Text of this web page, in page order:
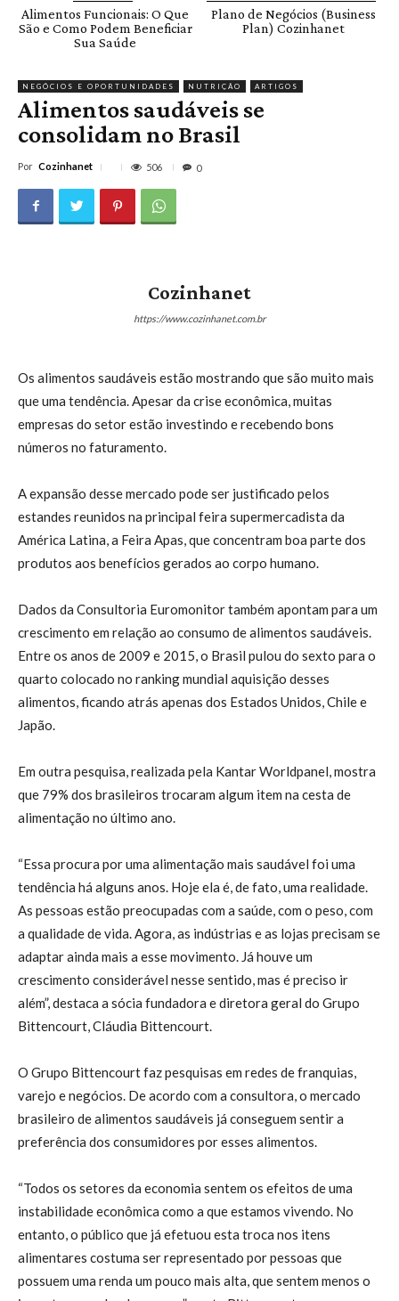
Alimentos Funcionais: O Que
São e Como Podem Beneficiar
Sua Saúde
Plano de Negócios (Business
Plan) Cozinhanet